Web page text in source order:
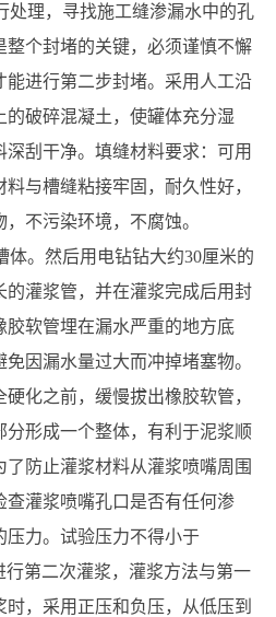
处理，寻找施工缝渗漏水中的孔
个封堵的关键，必须谨慎不懈
进行第二步封堵。采用人工沿
破碎混凝土，使罐体充分湿
刮干净。填缝材料要求：可用
与槽缝粘接牢固，耐久性好，
不污染环境，不腐蚀。
体。然后用电钻钻大约30厘米的
的灌浆管，并在灌浆完成后用封
软管埋在漏水严重的地方底
因漏水量过大而冲掉堵塞物。
化之前，缓慢拔出橡胶软管，
形成一个整体，有利于泥浆顺
防止灌浆材料从灌浆喷嘴周围
灌浆喷嘴孔口是否有任何渗
压力。试验压力不得小于
行第二次灌浆，灌浆方法与第一
，采用正压和负压，从低压到